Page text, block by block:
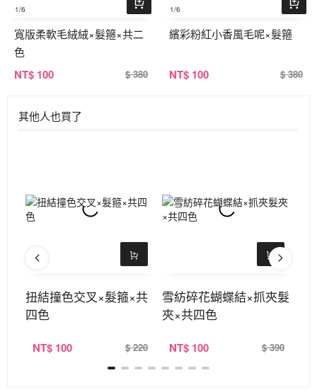
1/6
寬版柔軟毛絨絨×髮箍×共二
色
NT$ 100 $ 380
1/6
繽彩粉紅小香風毛呢×髮箍
NT$ 100 $ 380
其他人也買了
扭結撞色交叉×髮箍×共
四色
NT$ 100 $ 220
雪紡碎花蝴蝶結×抓夾髮
夾×共四色
NT$ 100 $ 390